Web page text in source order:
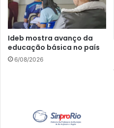
Ideb mostra avanço da
educação básica no país
6/08/2026